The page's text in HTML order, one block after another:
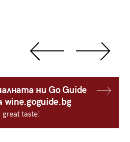
ни Go Guide
wine.goguide.bg
taste!